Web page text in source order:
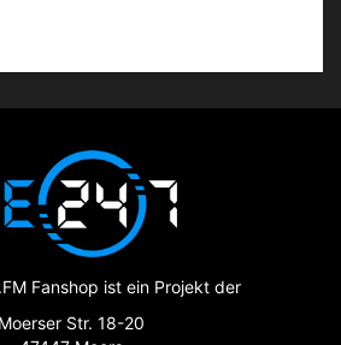
Fanshop ist ein Projekt der
Moerser Str. 18-20